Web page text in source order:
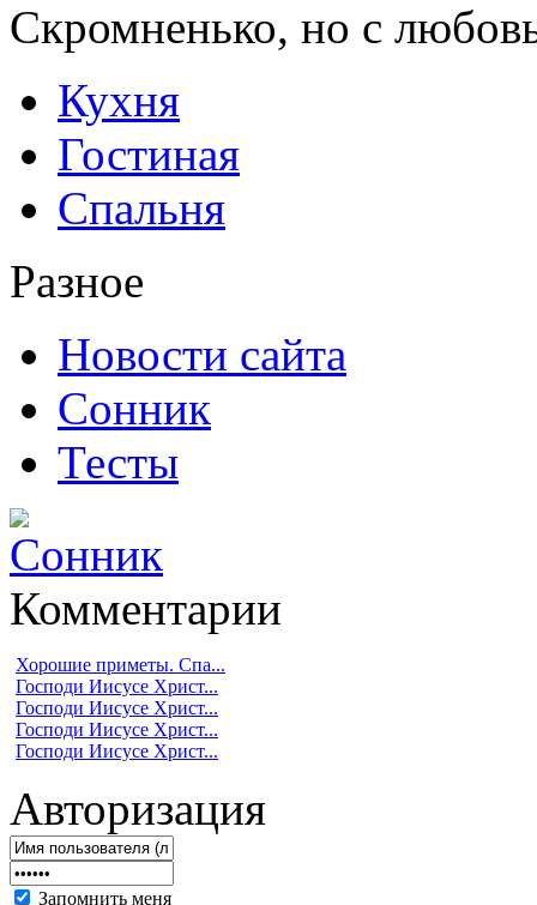
Скромненько, но с
Кухня
Гостиная
Спальня
Разное
Новости сайта
Сонник
Тесты
Комментарии
Хорошие приметы. Спа...
Господи Иисусе Христ...
Господи Иисусе Христ...
Господи Иисусе Христ...
Господи Иисусе Христ...
Авторизация
Запомнить меня